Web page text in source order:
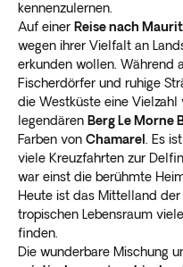
kennenzulernen.
Auf einer Reise nach
wegen ihrer Vielfalt an
erkunden wollen. Während
Fischerdörfer und ruhige
die Westküste eine
legendären Berg Le Morne
Farben von Chamarel
. Es
viele Kreuzfahrten zur
war einst die berühmte
Heute ist das Mittelland
tropischen Lebensraum
finden.
Die wunderbare Mischung